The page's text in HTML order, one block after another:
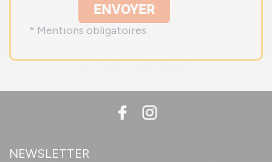
ENVOYER
* Mentions obligatoires
NEWSLETTER